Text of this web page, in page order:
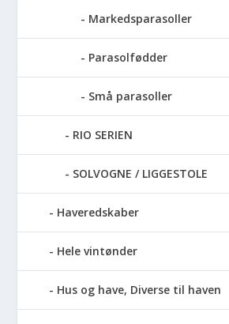
Markedsparasoller
Parasolfødder
Små parasoller
RIO SERIEN
SOLVOGNE / LIGGESTOLE
Haveredskaber
Hele vintønder
Hus og have, Diverse til haven